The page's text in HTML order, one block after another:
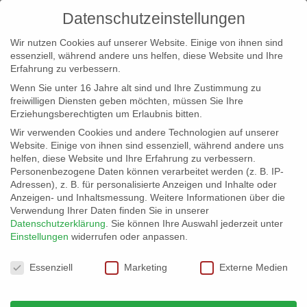
info@erfolgreich-events.de
+4940 46 777 230
Datenschutzeinstellungen
Wir nutzen Cookies auf unserer Website. Einige von ihnen sind
essenziell, während andere uns helfen, diese Website und Ihre
Erfahrung zu verbessern.
Wenn Sie unter 16 Jahre alt sind und Ihre Zustimmung zu
freiwilligen Diensten geben möchten, müssen Sie Ihre
Erziehungsberechtigten um Erlaubnis bitten.
Wir verwenden Cookies und andere Technologien auf unserer
Website. Einige von ihnen sind essenziell, während andere uns
helfen, diese Website und Ihre Erfahrung zu verbessern.
Personenbezogene Daten können verarbeitet werden (z. B. IP-
Adressen), z. B. für personalisierte Anzeigen und Inhalte oder
Anzeigen- und Inhaltsmessung. Weitere Informationen über die
Verwendung Ihrer Daten finden Sie in unserer
Datenschutzerklärung
Sie können Ihre Auswahl jederzeit unter
Einstellungen widerrufen oder anpassen.
Datenschutzeinstellungen
Essenziell Marketing Externe Medien